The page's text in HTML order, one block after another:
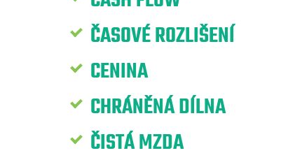
ČASOVÉ ROZLIŠENÍ
CENINA
CHRÁNĚNÁ DÍLNA
ČISTÁ MZDA